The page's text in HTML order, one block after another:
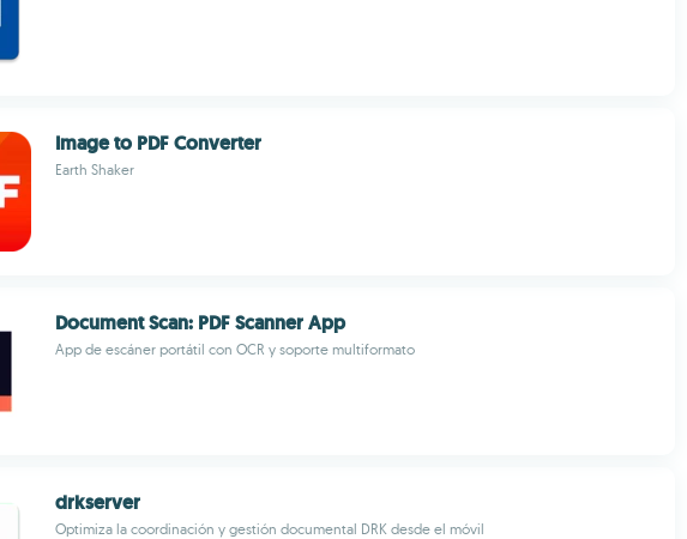
Image to PDF Converter
Earth Shaker
Document Scan: PDF Scanner App
App de escáner portátil con OCR y soporte multiformato
drkserver
Optimiza la coordinación y gestión documental DRK desde el móvil